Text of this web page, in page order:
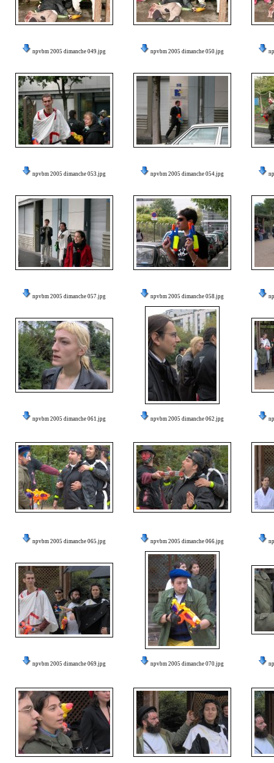
npvbm 2005 dimanche 049.jpg npvbm 2005 dimanche 050.jpg
npvbm 2005 dimanche 053.jpg npvbm 2005 dimanche 054.jpg
npvbm 2005 dimanche 057.jpg npvbm 2005 dimanche 058.jpg
npvbm 2005 dimanche 061.jpg npvbm 2005 dimanche 062.jpg
npvbm 2005 dimanche 065.jpg npvbm 2005 dimanche 066.jpg
npvbm 2005 dimanche 069.jpg npvbm 2005 dimanche 070.jpg